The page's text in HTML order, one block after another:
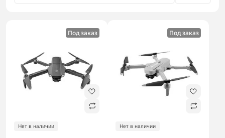
Под заказ
Нет в наличии
Под заказ
Нет в наличии